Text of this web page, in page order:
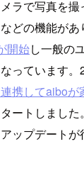
ラで写真を
どの機能が
開始し一般の
っています。
携してaibo
ートしまし
ップデート